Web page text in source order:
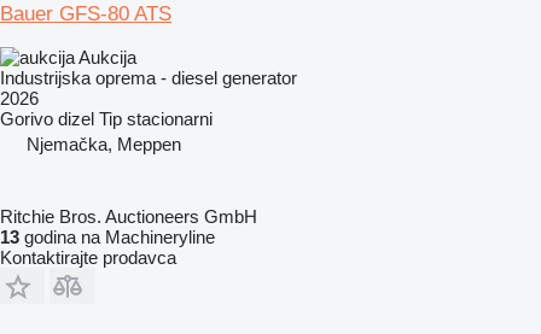
Bauer GFS-80 ATS
Aukcija
Industrijska oprema - diesel generator
2026
Gorivo dizel Tip stacionarni
Njemačka, Meppen
Ritchie Bros. Auctioneers GmbH
13 godina na Machineryline
Kontaktirajte prodavca